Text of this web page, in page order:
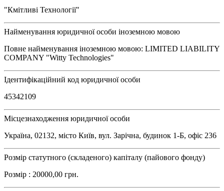
"Кмітливі Технології"
Найменування юридичної особи іноземною мовою
Повне найменування іноземною мовою: LIMITED LIABILITY
COMPANY "Witty Technologies"
Ідентифікаційний код юридичної особи
45342109
Місцезнаходження юридичної особи
Україна, 02132, місто Київ, вул. Зарічна, будинок 1-Б, офіс 236
Розмір статутного (складеного) капіталу (пайового фонду)
Розмір : 20000,00 грн.